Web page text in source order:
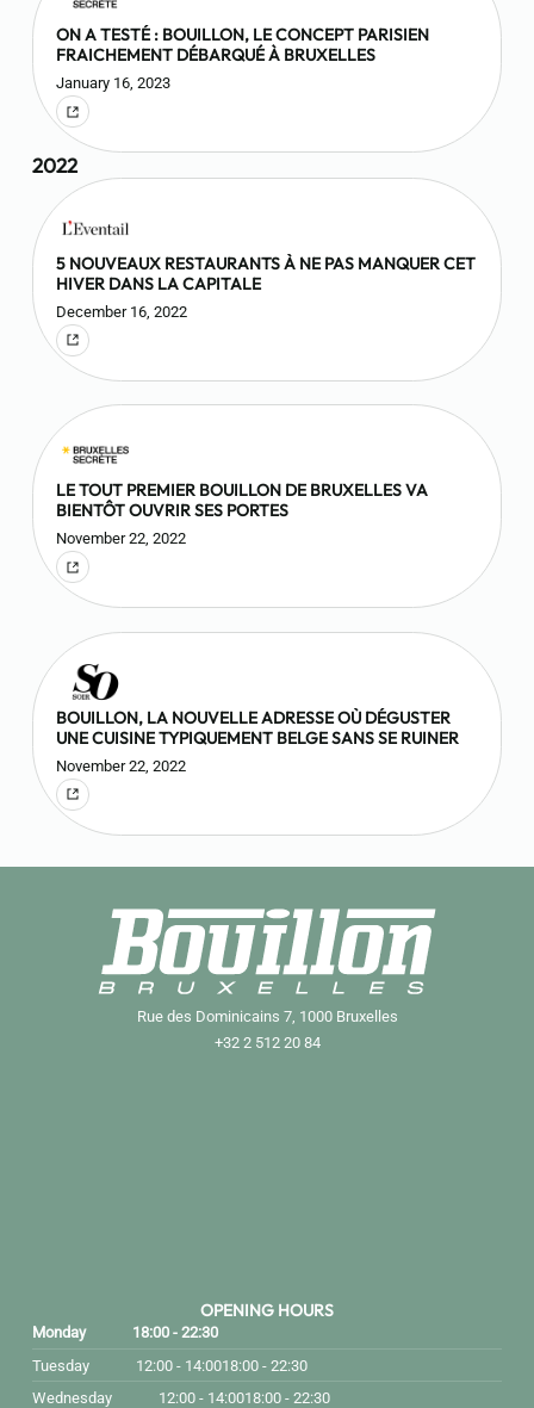
ON A TESTÉ : BOUILLON, LE CONCEPT PARISIEN
FRAICHEMENT DÉBARQUÉ À BRUXELLES
January 16, 2023
2022
5 NOUVEAUX RESTAURANTS À NE PAS MANQUER CET
HIVER DANS LA CAPITALE
December 16, 2022
LE TOUT PREMIER BOUILLON DE BRUXELLES VA
BIENTÔT OUVRIR SES PORTES
November 22, 2022
BOUILLON, LA NOUVELLE ADRESSE OÙ DÉGUSTER
UNE CUISINE TYPIQUEMENT BELGE SANS SE RUINER
November 22, 2022
Rue des Dominicains 7, 1000 Bruxelles
+32 2 512 20 84
OPENING HOURS
Monday
18:00 - 22:30
Tuesday
12:00 - 14:0018:00 - 22:30
Wednesday
12:00 - 14:0018:00 - 22:30